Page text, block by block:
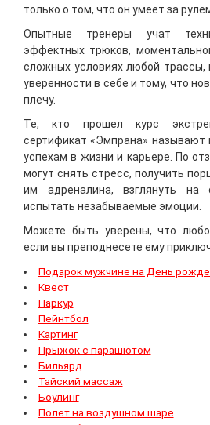
только о том, что он умеет за
Опытные тренеры учат
эффектных трюков,
сложных условиях любой трассы,
уверенности в себе и тому, что
плечу.
Те, кто прошел курс
сертификат «Эмпрана»
успехам в жизни и карьере. По
могут снять стресс, получить
им адреналина, взглянуть
испытать незабываемые эмоции.
Можете быть уверены, что
если вы преподнесете ему
Подарок мужчине на День
Квест
Паркур
Пейнтбол
Картинг
Прыжок с парашютом
Бильярд
Тайский массаж
Боулинг
Полет на воздушном шаре